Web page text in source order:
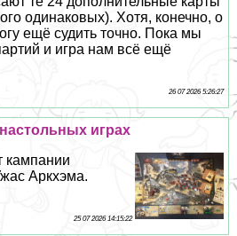
одинаковых). Хотя, конечно, о
ещё судить точно. Пока мы
и игра нам всё ещё
26 07 2026 5:26:27
играх
кампании
Аркхэма.
25 07 2026 14:15:22